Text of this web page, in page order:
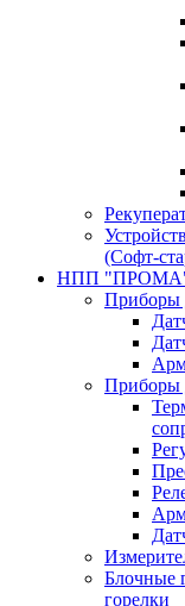
(Софт-
НПП
Приборы
Приборы
Блочные
горелки